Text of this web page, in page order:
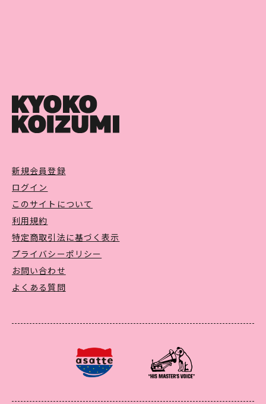
新規会員登録
ログイン
このサイトについて
利用規約
特定商取引法に基づく表示
プライバシーポリシー
お問い合わせ
よくある質問